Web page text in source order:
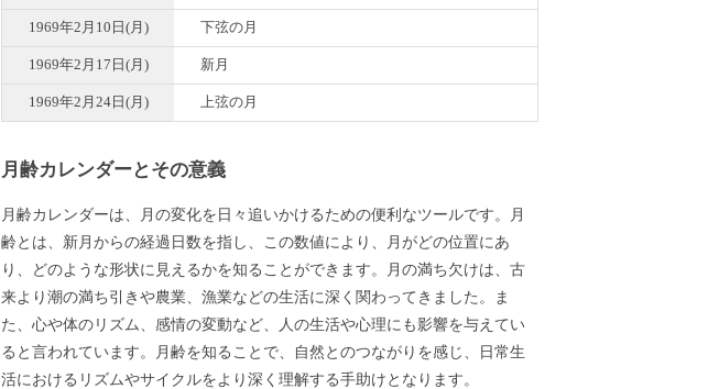
1969年2月10日(月) 下弦の月
1969年2月17日(月) 新月
1969年2月24日(月) 上弦の月
月齢カレンダーとその意義
月齢カレンダーは、月の変化を日々追いかけるための便利なツールです。月
齢とは、新月からの経過日数を指し、この数値により、月がどの位置にあ
り、どのような形状に見えるかを知ることができます。月の満ち欠けは、古
来より潮の満ち引きや農業、漁業などの生活に深く関わってきました。ま
た、心や体のリズム、感情の変動など、人の生活や心理にも影響を与えてい
ると言われています。月齢を知ることで、自然とのつながりを感じ、日常生
活におけるリズムやサイクルをより深く理解する手助けとなります。